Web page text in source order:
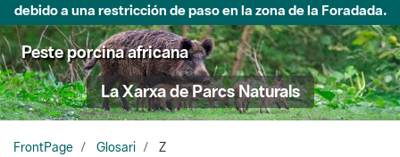
debido a una restricción de paso en la zona de la Foradada.
Peste porcina africana
La Xarxa de Parcs Naturals
FrontPage Glosari Z